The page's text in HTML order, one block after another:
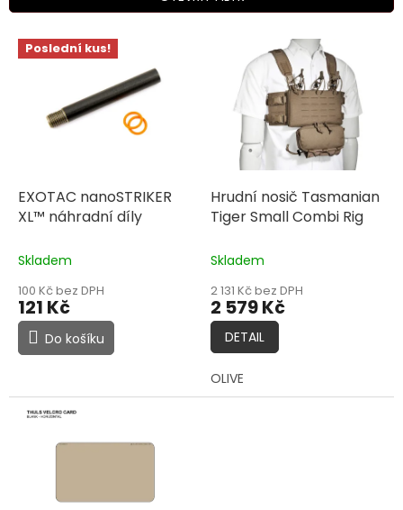
r
o
d
V
d
Poslední kus!
EXOTAC nanoSTRIKER
XL™ náhradní díly
Skladem
100 Kč bez DPH
121 Kč
Do košíku
Hrudní nosič Tasmanian
Tiger Small Combi Rig
Skladem
2 131 Kč bez DPH
2 579 Kč
DETAIL
OLIVE